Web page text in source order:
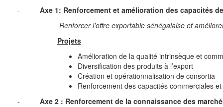
- Axe 1: Renforcement et amélioration des capacités
Renforcer l’offre exportable sénégalaise et
Projets
Amélioration de la qualité intrinsèque et
Diversification des produits à l’export
Création et opérationnalisation de consortia
Renforcement des capacités commerciales
- Axe 2 : Renforcement de la connaissance des